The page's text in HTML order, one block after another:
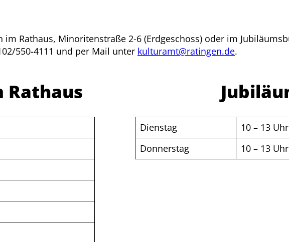
Rathaus, Minoritenstraße 2-6 (Erdgeschoss) oder im
550-4111 und per Mail unter kulturamt@ratingen.de.
Dienstag
10 – 13
Donnerstag
10 – 13